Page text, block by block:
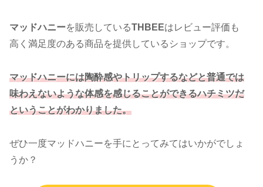
マッドハニーを販売しているTHBEEはレビュー評価も
高く満足度のある商品を提供しているショップです。
マッドハニーには陶酔感やトリップするなどと普通では
味わえないような体感を感じることができるハチミツだ
ということがわかりました。
ぜひ一度マッドハニーを手にとってみてはいかがでしょ
うか？